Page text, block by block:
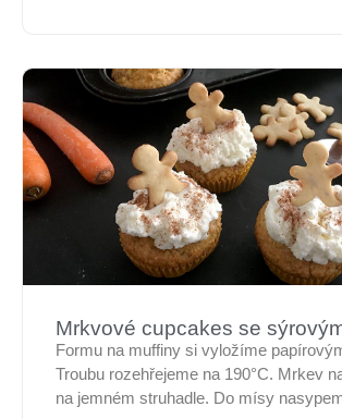
Mrkvové cupcakes se
Formu na muffiny si vyložíme
Troubu rozehřejeme na 190°C. Mrkev
na jemném struhadle. Do mísy